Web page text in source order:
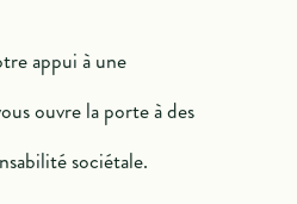
appui à une
ouvre la porte à des
sociétale.